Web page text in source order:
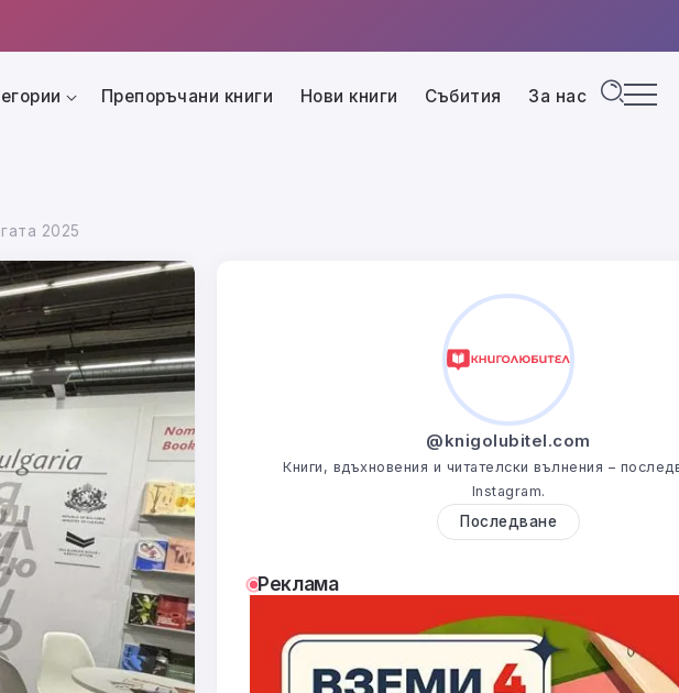
Препоръчани книги Нови книги Събития За нас
2025
@knigolubitel.com
Книги, вдъхновения и читателски вълнения –
Instagram.
Последване
Реклама